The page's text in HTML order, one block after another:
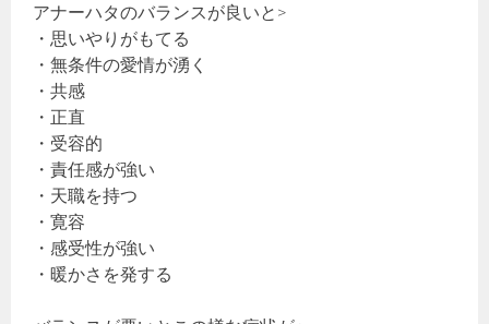
アナーハタのバランスが良いと>
・思いやりがもてる
・無条件の愛情が湧く
・共感
・正直
・受容的
・責任感が強い
・天職を持つ
・寛容
・感受性が強い
・暖かさを発する